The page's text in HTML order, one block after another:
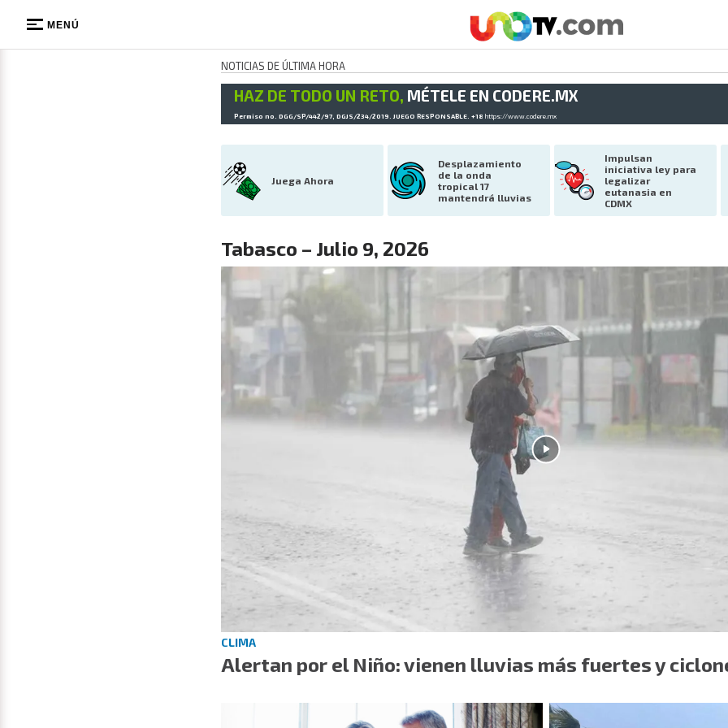
MENÚ
NOTICIAS DE ÚLTIMA HORA
HAZ DE TODO UN RETO, MÉTELE EN CODERE.MX
Permiso no. DGG/SP/442/97, DGJS/234/2019. JUEGO RESPONSABLE. +18 https://www.codere.mx
Juega Ahora
Desplazamiento
de la onda
tropical 17
mantendrá lluvias
Impulsan
iniciativa ley para
legalizar
eutanasia en
CDMX
Tabasco – Julio 9, 2026
CLIMA
Alertan por el Niño: vienen lluvias más fuertes y